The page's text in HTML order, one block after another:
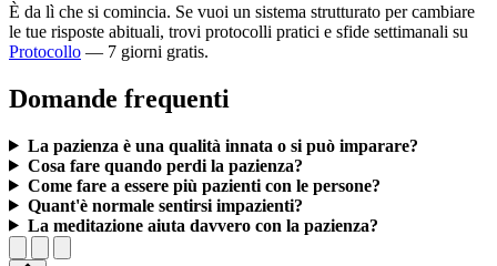
È da lì che si comincia. Se vuoi un sistema strutturato per cambiare
le tue risposte abituali, trovi protocolli pratici e sfide settimanali su
Protocollo — 7 giorni gratis.
Domande frequenti
La pazienza è una qualità innata o si può imparare?
Cosa fare quando perdi la pazienza?
Come fare a essere più pazienti con le persone?
Quant'è normale sentirsi impazienti?
La meditazione aiuta davvero con la pazienza?